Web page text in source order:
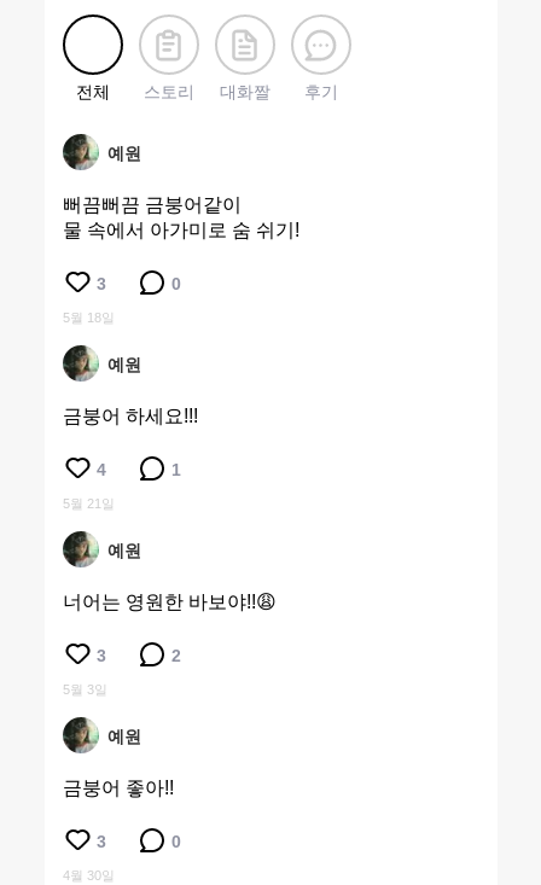
전체 스토리 대화짤 후기
예원
뻐끔뻐끔 금붕어같이
물 속에서 아가미로 숨 쉬기!
3 0
5월 18일
예원
금붕어 하세요!!!
4 1
5월 21일
예원
너어는 영원한 바보야!!😩
3 2
5월 3일
예원
금붕어 좋아!!
3 0
4월 30일